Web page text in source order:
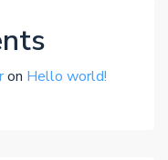
on Hello world!